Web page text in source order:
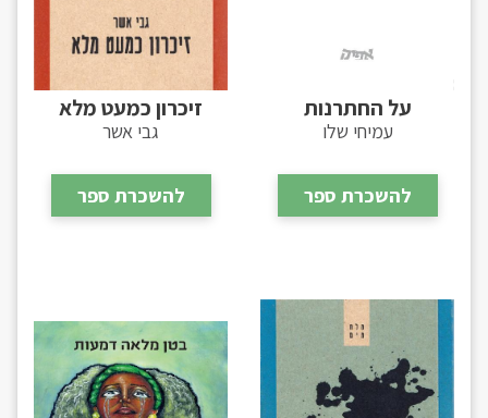
על החתרנות
עמיחי שלו
להשכרת ספר
זיכרון כמעט מלא
גבי אשר
להשכרת ספר